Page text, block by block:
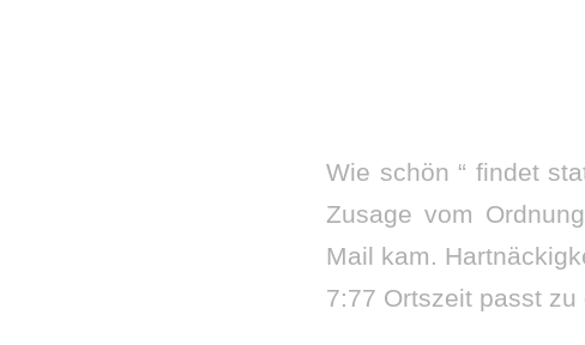
Wie schön “ findet
Zusage vom
Mail kam.
7:77 Ortszeit passt zu